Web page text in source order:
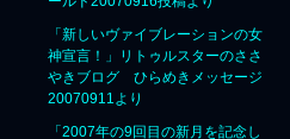
「新しいヴァイブレーションの女
神宣言！」リトゥルスターのささ
やきブログ ひらめきメッセージ
20070911より
「2007年の9回目の新月を記念し